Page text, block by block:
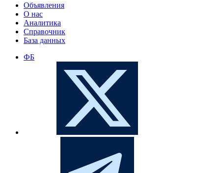
Объявления
О нас
Аналитика
Справочник
База данных
ФБ